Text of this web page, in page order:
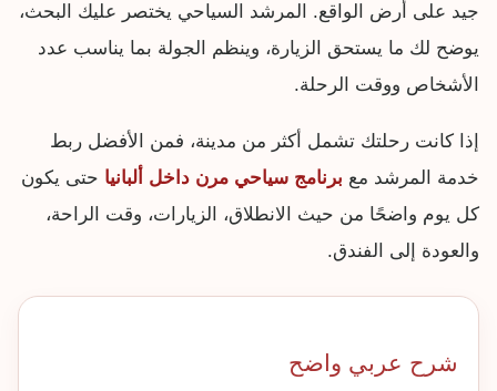
جيد على أرض الواقع. المرشد السياحي يختصر عليك البحث،
يوضح لك ما يستحق الزيارة، وينظم الجولة بما يناسب عدد
الأشخاص ووقت الرحلة.
إذا كانت رحلتك تشمل أكثر من مدينة، فمن الأفضل ربط
خدمة المرشد مع برنامج سياحي مرن داخل ألبانيا حتى يكون
كل يوم واضحًا من حيث الانطلاق، الزيارات، وقت الراحة،
والعودة إلى الفندق.
شرح عربي واضح